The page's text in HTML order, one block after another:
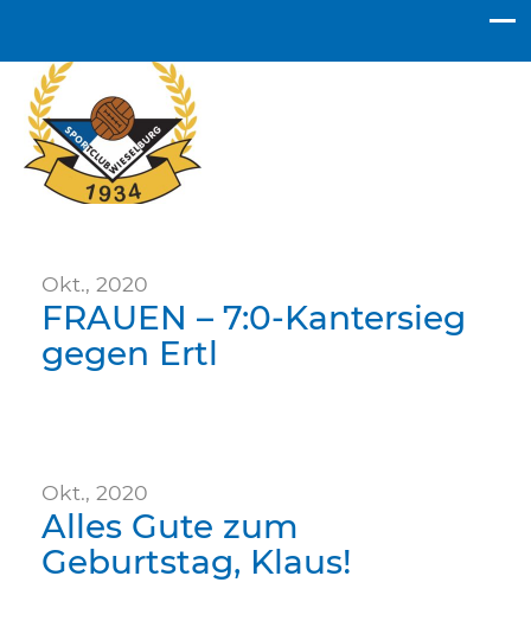
Okt., 2020
FRAUEN – 7:0-Kantersieg
gegen Ertl
Okt., 2020
Alles Gute zum
Geburtstag, Klaus!